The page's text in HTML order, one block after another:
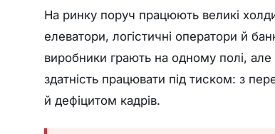
На ринку поруч працюють великі
елеватори, логістичні оператори й
виробники грають на одному полі,
здатність працювати під тиском: з
й дефіцитом кадрів.